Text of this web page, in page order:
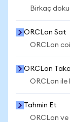
Birkaç
ORCLon Sat
ORCLon
ORCLon
ORCLon ile
Tahmin Et
ORCLon ve